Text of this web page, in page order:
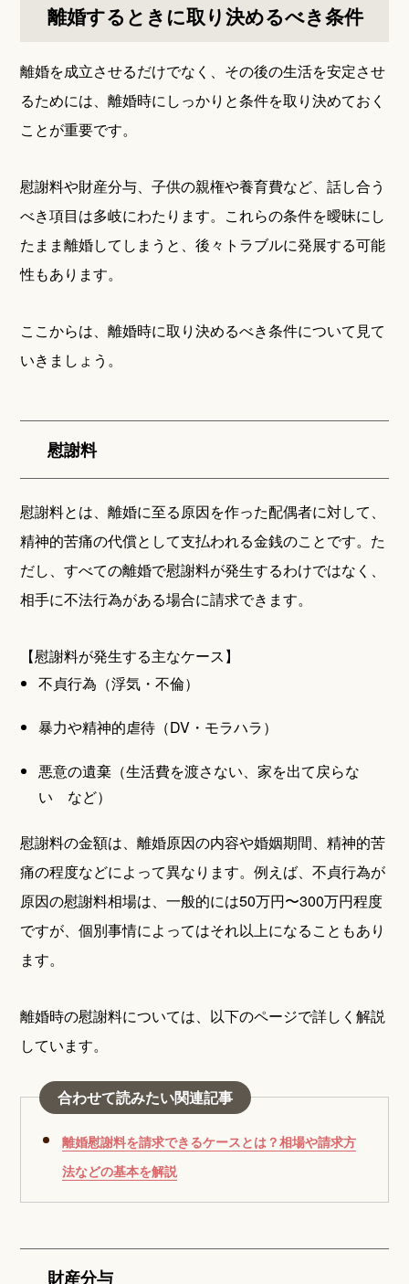
離婚するときに取り決めるべき条件
離婚を成立させるだけでなく、その後の生活を安定させ
るためには、離婚時にしっかりと条件を取り決めておく
ことが重要です。
慰謝料や財産分与、子供の親権や養育費など、話し合う
べき項目は多岐にわたります。これらの条件を曖昧にし
たまま離婚してしまうと、後々トラブルに発展する可能
性もあります。
ここからは、離婚時に取り決めるべき条件について見て
いきましょう。
慰謝料
慰謝料とは、離婚に至る原因を作った配偶者に対して、
精神的苦痛の代償として支払われる金銭のことです。た
だし、すべての離婚で慰謝料が発生するわけではなく、
相手に不法行為がある場合に請求できます。
【慰謝料が発生する主なケース】
不貞行為（浮気・不倫）
暴力や精神的虐待（DV・モラハラ）
悪意の遺棄（生活費を渡さない、家を出て戻らな
い など）
慰謝料の金額は、離婚原因の内容や婚姻期間、精神的苦
痛の程度などによって異なります。例えば、不貞行為が
原因の慰謝料相場は、一般的には50万円〜300万円程度
ですが、個別事情によってはそれ以上になることもあり
ます。
離婚時の慰謝料については、以下のページで詳しく解説
しています。
合わせて読みたい関連記事
離婚慰謝料を請求できるケースとは？相場や請求方
法などの基本を解説
財産分与